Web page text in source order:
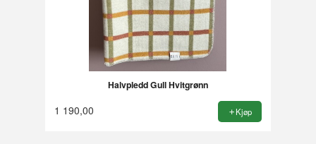
Halvpledd Gull Hvitgrønn
1 190,00 Kjøp